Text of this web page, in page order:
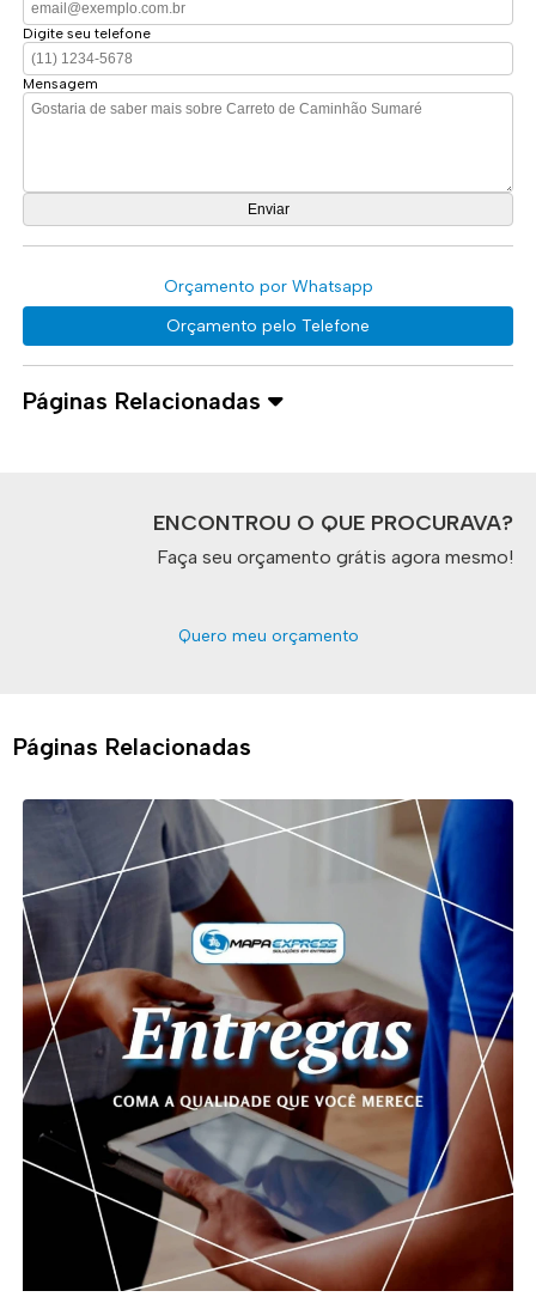
Digite seu telefone
Mensagem
Orçamento por Whatsapp
Orçamento pelo Telefone
Páginas Relacionadas
ENCONTROU O QUE PROCURAVA?
Faça seu orçamento grátis agora mesmo!
Quero meu orçamento
Páginas Relacionadas